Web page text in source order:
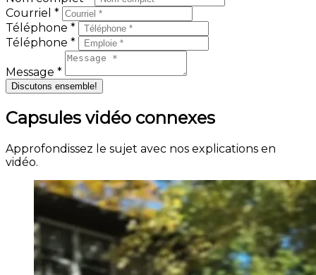
Courriel *
Téléphone *
Téléphone *
Message *
Discutons ensemble!
Capsules vidéo connexes
Approfondissez le sujet avec nos explications en
vidéo.